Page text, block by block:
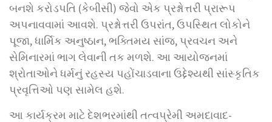
બનશે કરોડપતિ (કેબીસી) જેવો એક પ્રશ્નોત્તરી પ્રારૂપ
અપનાવવામાં આવશે. પ્રશ્નોત્તરી ઉપરાંત, ઉપસ્થિત લોકોને
પૂજા, ધાર્મિક અનુષ્ઠાન, ભક્તિમય સાંજ, પ્રવચન અને
સેમિનારમાં ભાગ લેવાની તક મળશે. આ આયોજનમાં
શ્રોતાઓને ધર્મનું રહસ્ય પહોંચાડવાના ઉદ્દેશ્યથી સાંસ્કૃતિક
પ્રવૃત્તિઓ પણ સામેલ હશે.
આ કાર્યક્રમ માટે દેશભરમાંથી તત્વપ્રેમી અમદાવાદ-